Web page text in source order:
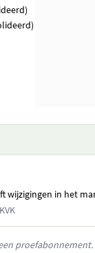
wijzigingen in het
proefabonnement.